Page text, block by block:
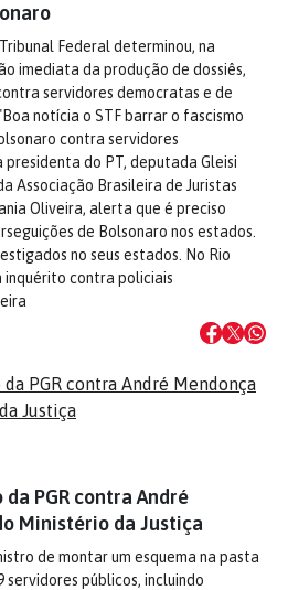
Federal determinou, na
imediata da produção de dossiês,
servidores democratas e de
notícia o STF barrar o fascismo
contra servidores
presidenta do PT, deputada Gleisi
Associação Brasileira de Juristas
Oliveira, alerta que é preciso
de Bolsonaro nos estados.
no seus estados. No Rio
inquérito contra policiais
PGR contra André
Ministério da Justiça
de montar um esquema na pasta
servidores públicos, incluindo